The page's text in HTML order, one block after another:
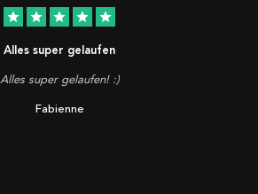
star star star star star
Alles super gelaufen
Alles super gelaufen! :)
Fabienne